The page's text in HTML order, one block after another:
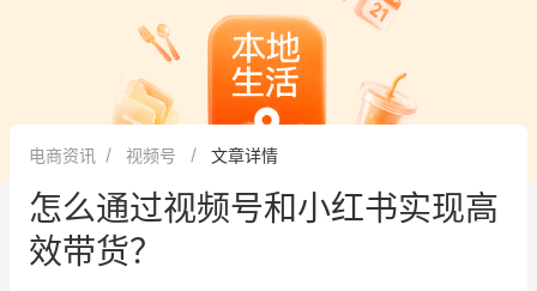
有赞专家说
新零售最佳实践
面对面聊增长
新零售大会
电商资讯 视频号 文章详情
怎么通过视频号和小红书实现高
效带货？